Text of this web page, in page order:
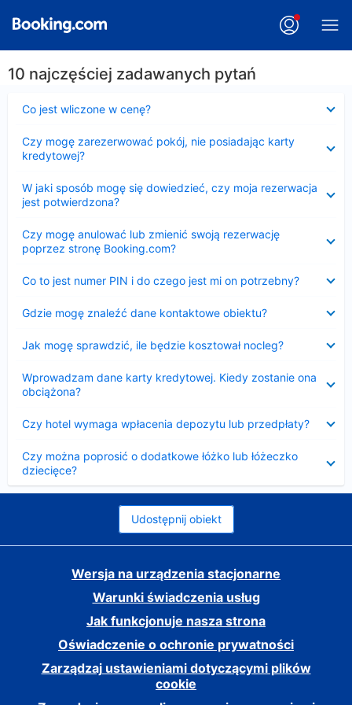
10 najczęściej zadawanych pytań
Co jest wliczone w cenę?
Czy mogę zarezerwować pokój, nie posiadając karty
kredytowej?
W jaki sposób mogę się dowiedzieć, czy moja rezerwacja
jest potwierdzona?
Czy mogę anulować lub zmienić swoją rezerwację
poprzez stronę Booking.com?
Co to jest numer PIN i do czego jest mi on potrzebny?
Gdzie mogę znaleźć dane kontaktowe obiektu?
Jak mogę sprawdzić, ile będzie kosztował nocleg?
Wprowadzam dane karty kredytowej. Kiedy zostanie ona
obciążona?
Czy hotel wymaga wpłacenia depozytu lub przedpłaty?
Czy można poprosić o dodatkowe łóżko lub łóżeczko
dziecięce?
Udostępnij obiekt
Wersja na urządzenia stacjonarne
Warunki świadczenia usług
Jak funkcjonuje nasza strona
Oświadczenie o ochronie prywatności
Zarządzaj ustawieniami dotyczącymi plików
cookie